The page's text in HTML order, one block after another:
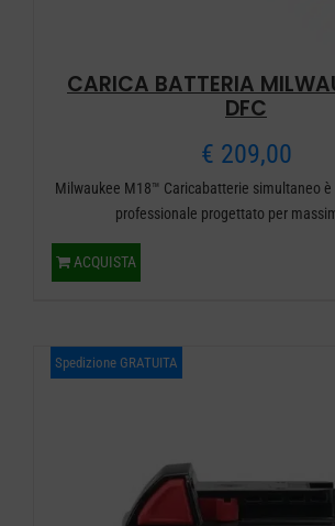
CARICA BATTERIA
DFC
€ 209,00
Milwaukee M18™ Caricabatterie simultaneo
professionale progettato per
ACQUISTA
Spedizione GRATUITA